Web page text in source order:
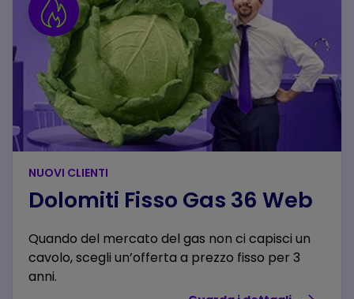
NUOVI CLIENTI
Dolomiti Fisso Gas 36 Web
Quando del mercato del gas non ci capisci un
cavolo, scegli un’offerta a prezzo fisso per 3
anni.